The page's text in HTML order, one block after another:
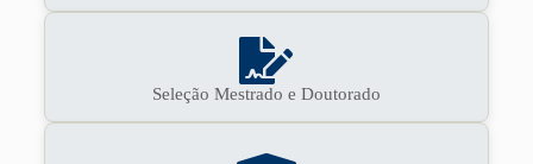
Seleção Mestrado e Doutorado